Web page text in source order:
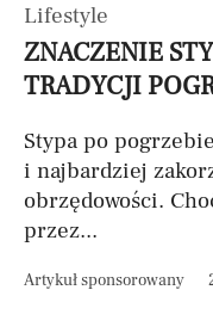
Lifestyle
ZNACZENIE
TRADYCJI
Stypa po
i najbardziej
obrzędowości.
przez...
Artykuł sponsorowany